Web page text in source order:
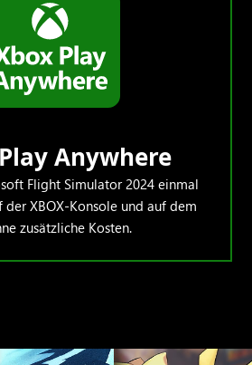
Anywhere
Flight Simulator 2024 einmal
der XBOX-Konsole und auf dem
zusätzliche Kosten.